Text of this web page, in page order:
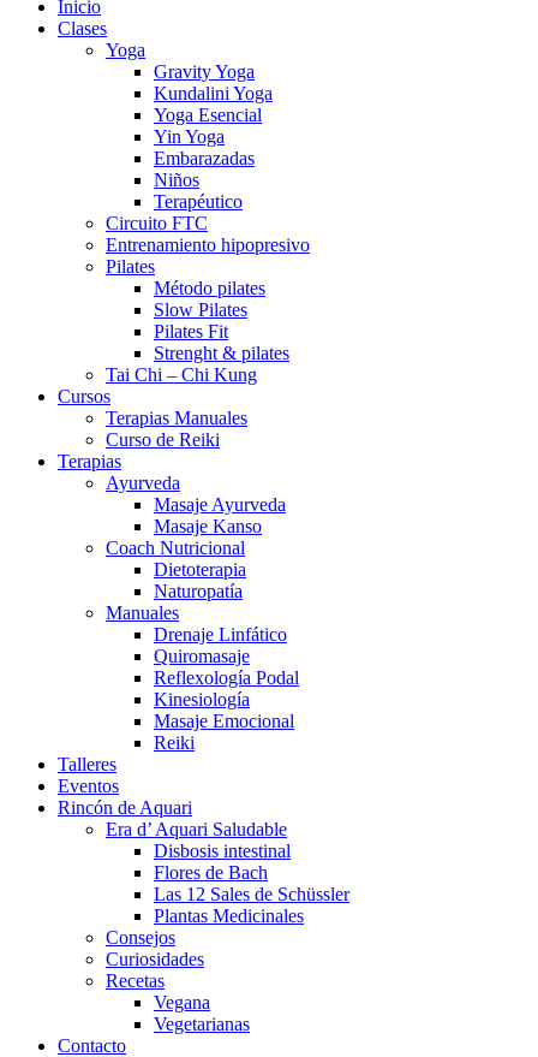
Inicio
Clases
Yoga
Gravity Yoga
Kundalini Yoga
Yoga Esencial
Yin Yoga
Embarazadas
Niños
Terapéutico
Circuito FTC
Entrenamiento hipopresivo
Pilates
Método pilates
Slow Pilates
Pilates Fit
Strenght & pilates
Tai Chi – Chi Kung
Cursos
Terapias Manuales
Curso de Reiki
Terapias
Ayurveda
Masaje Ayurveda
Masaje Kanso
Coach Nutricional
Dietoterapia
Naturopatía
Manuales
Drenaje Linfático
Quiromasaje
Reflexología Podal
Kinesiología
Masaje Emocional
Reiki
Talleres
Eventos
Rincón de Aquari
Era d’ Aquari Saludable
Disbosis intestinal
Flores de Bach
Las 12 Sales de Schüssler
Plantas Medicinales
Consejos
Curiosidades
Recetas
Vegana
Vegetarianas
Contacto